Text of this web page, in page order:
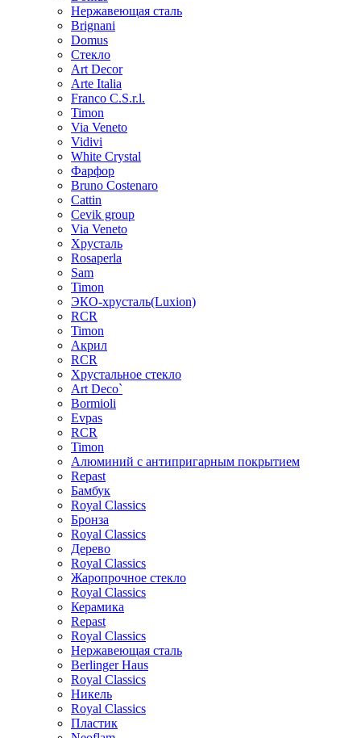
Нержавеющая сталь
Brignani
Domus
Стекло
Art Decor
Arte Italia
Franco C.S.r.l.
Timon
Via Veneto
Vidivi
White Crystal
Фарфор
Bruno Costenaro
Cattin
Cevik group
Via Veneto
Хрусталь
Rosaperla
Sam
Timon
ЭКО-хрусталь(Luxion)
RCR
Timon
Акрил
RCR
Хрустальное стекло
Art Deco`
Bormioli
Evpas
RCR
Timon
Алюминий с антипригарным покрытием
Repast
Бамбук
Royal Classics
Бронза
Royal Classics
Дерево
Royal Classics
Жаропрочное стекло
Royal Classics
Керамика
Repast
Royal Classics
Нержавеющая сталь
Berlinger Haus
Royal Classics
Никель
Royal Classics
Пластик